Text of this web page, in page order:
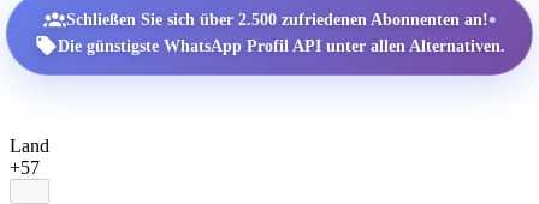
Schließen Sie sich über 2.500 zufriedenen Abonnenten an!•
Die günstigste WhatsApp Profil API unter allen Alternativen.
Land
+57